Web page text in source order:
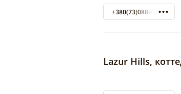
+380(73)088-08-88
Lazur Hills,